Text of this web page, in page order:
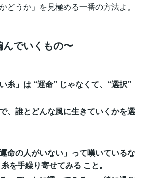
どうか」を見極める一番の方法よ。
でいくもの〜
糸」は “運命” じゃなくて、“選択”
、誰とどんな風に生きていくかを選
命の人がいない」って嘆いているな
を手繰り寄せてみる こと。